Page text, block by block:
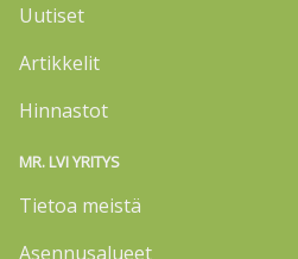
Uutiset
Artikkelit
Hinnastot
MR. LVI YRITYS
Tietoa meistä
Asennusalueet